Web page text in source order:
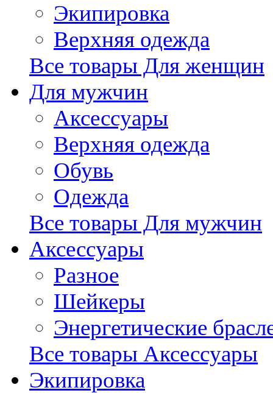
Экипировка
Верхняя одежда
Все товары Для женщин
Для мужчин
Аксессуары
Верхняя одежда
Обувь
Одежда
Все товары Для мужчин
Аксессуары
Разное
Шейкеры
Энергетические
Все товары Аксессуары
Экипировка